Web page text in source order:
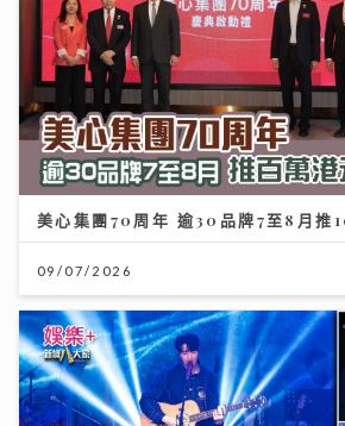
美心集團70周年 逾30品牌7至8月推
09/07/2026